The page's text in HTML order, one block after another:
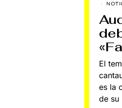
El
es la
de su